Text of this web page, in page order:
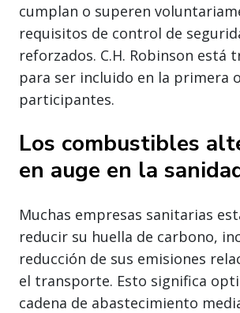
cumplan o superen
requisitos de control de
reforzados. C.H. Robinson está
para ser incluido en la primera
participantes.
Los combustibles
en auge en la
Muchas empresas sanitarias
reducir su huella de carbono,
reducción de sus emisiones
el transporte. Esto significa
cadena de abastecimiento